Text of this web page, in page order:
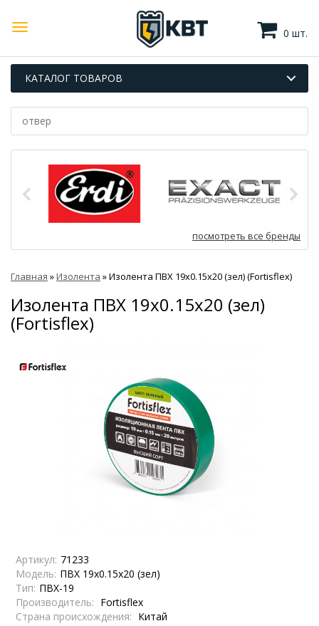
0 шт.
КАТАЛОГ ТОВАРОВ
посмотреть все бренды
Главная »Изолента »Изолента ПВХ 19х0.15х20 (зел) (Fortisflex)
Изолента ПВХ 19х0.15х20 (зел)
(Fortisflex)
Артикул: 71233
Модель: ПВХ 19х0.15х20 (зел)
Тип: ПВХ-19
Производитель: Fortisflex
Страна происхождения: Китай